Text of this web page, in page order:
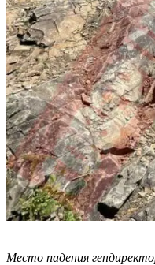
Место падения